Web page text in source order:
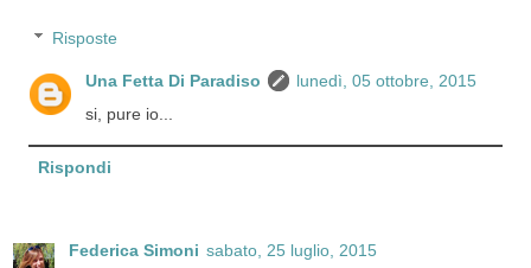
Risposte
Una Fetta Di Paradiso
lunedì, 05 ottobre, 2015
si, pure io...
Rispondi
Federica Simoni sabato, 25 luglio, 2015